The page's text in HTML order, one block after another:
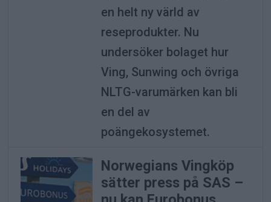
en helt ny värld av
reseprodukter. Nu
undersöker bolaget hur
Ving, Sunwing och övriga
NLTG-varumärken kan bli
en del av
poängekosystemet.
Norwegians Vingköp
sätter press på SAS –